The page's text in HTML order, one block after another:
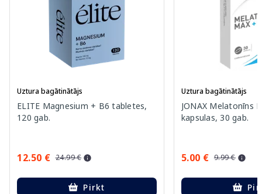
Uztura bagātinātājs
ELITE Magnesium + B6 tabletes,
120 gab.
12.50 € 24.99 €
Pirkt
Uztura bagātinātājs
JONAX Melatonīns
kapsulas, 30 gab.
5.00 € 9.99 €